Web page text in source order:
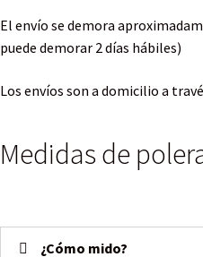
El envío se demora
puede demorar 2 días hábiles)
Los envíos son a domicilio a
Medidas de
¿Cómo mido?